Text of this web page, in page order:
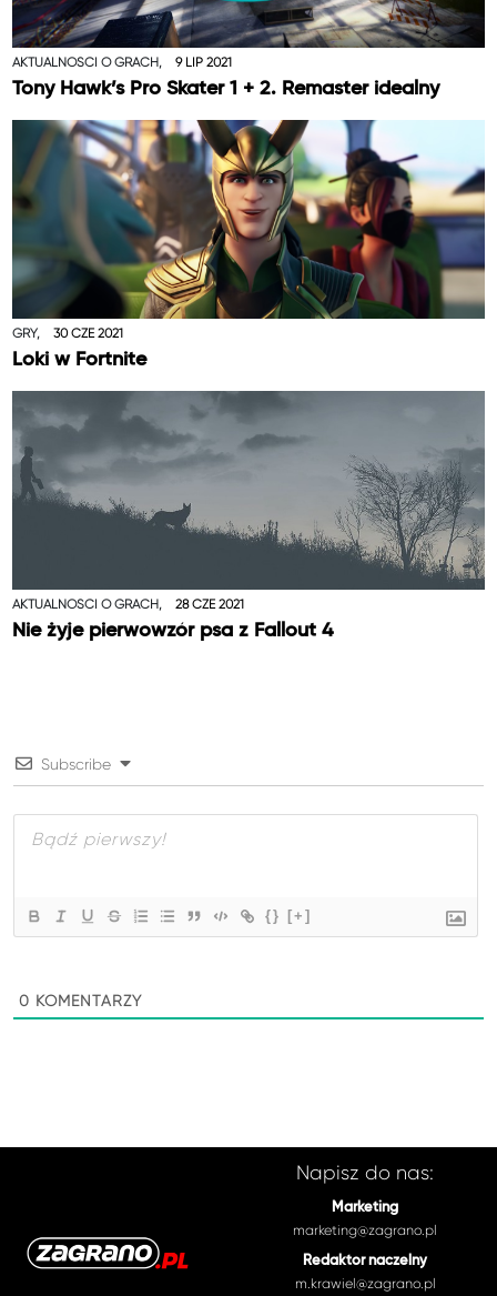
AKTUALNOŚCI O GRACH, 9 LIP 2021
Tony Hawk’s Pro Skater 1 + 2. Remaster idealny
GRY, 30 CZE 2021
Loki w Fortnite
AKTUALNOŚCI O GRACH, 28 CZE 2021
Nie żyje pierwowzór psa z Fallout 4
Subscribe
{} [+]
0 KOMENTARZY
Napisz do nas:
Marketing
marketing@zagrano.pl
Redaktor naczelny
m.krawiel@zagrano.pl